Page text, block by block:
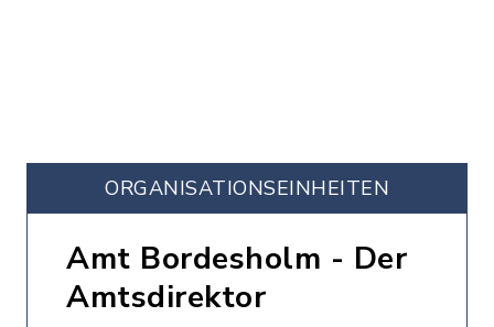
ORGANISATIONS­EINHEITEN
Amt Bordesholm - Der
Amtsdirektor